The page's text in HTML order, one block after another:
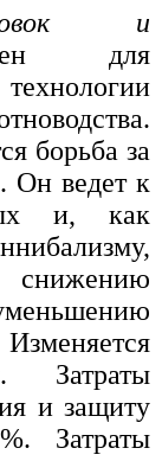
и
для
борьба за
Он ведет к
и, как
Затраты
и защиту
Затраты